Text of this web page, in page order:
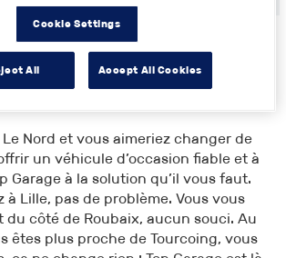
>Nord-Pas-de-Calais> Nord
Nord et vous aimeriez changer de
un véhicule d’occasion fiable et à
Garage à la solution qu’il vous faut.
à Lille, pas de problème. Vous vous
côté de Roubaix, aucun souci. Au
êtes plus proche de Tourcoing, vous
Cookie Settings
All Accept All Cookies